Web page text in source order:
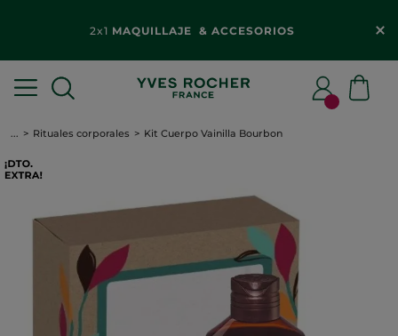
2x1 MAQUILLAJE & ACCESORIOS​
... Rituales corporales Kit Cuerpo Vainilla Bourbon